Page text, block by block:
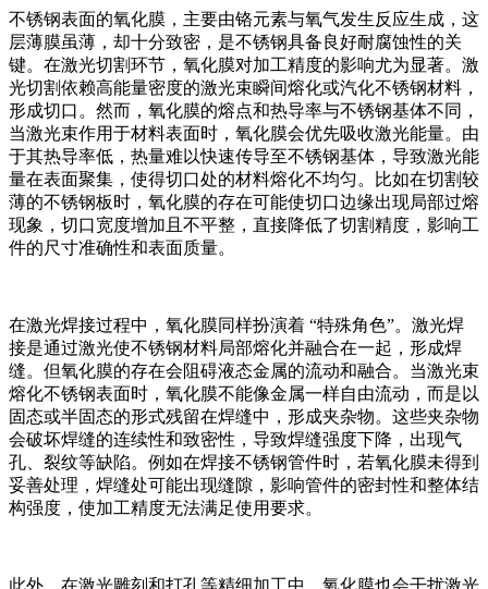
不锈钢表面的氧化膜，主要由铬元素与氧气发生反应生成，这
层薄膜虽薄，却十分致密，是不锈钢具备良好耐腐蚀性的关
键。在激光切割环节，氧化膜对加工精度的影响尤为显著。激
光切割依赖高能量密度的激光束瞬间熔化或汽化不锈钢材料，
形成切口。然而，氧化膜的熔点和热导率与不锈钢基体不同，
当激光束作用于材料表面时，氧化膜会优先吸收激光能量。由
于其热导率低，热量难以快速传导至不锈钢基体，导致激光能
量在表面聚集，使得切口处的材料熔化不均匀。比如在切割较
薄的不锈钢板时，氧化膜的存在可能使切口边缘出现局部过熔
现象，切口宽度增加且不平整，直接降低了切割精度，影响工
件的尺寸准确性和表面质量。​
在激光焊接过程中，氧化膜同样扮演着 “特殊角色”。激光焊
接是通过激光使不锈钢材料局部熔化并融合在一起，形成焊
缝。但氧化膜的存在会阻碍液态金属的流动和融合。当激光束
熔化不锈钢表面时，氧化膜不能像金属一样自由流动，而是以
固态或半固态的形式残留在焊缝中，形成夹杂物。这些夹杂物
会破坏焊缝的连续性和致密性，导致焊缝强度下降，出现气
孔、裂纹等缺陷。例如在焊接不锈钢管件时，若氧化膜未得到
妥善处理，焊缝处可能出现缝隙，影响管件的密封性和整体结
构强度，使加工精度无法满足使用要求。​
此外，在激光雕刻和打孔等精细加工中，氧化膜也会干扰激光